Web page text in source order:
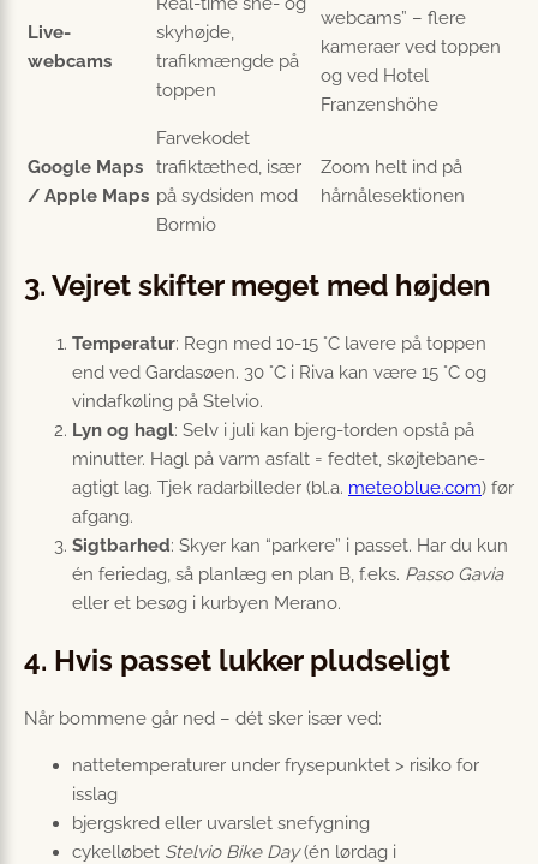
Live-
webcams
skyhøjde,
trafikmængde på
toppen
webcams” – flere
kameraer ved toppen
og ved Hotel
Franzenshöhe
Google Maps
/ Apple Maps
Farvekodet
trafiktæthed, især
på sydsiden mod
Bormio
Zoom helt ind på
hårnålesektionen
3. Vejret skifter meget med højden
Temperatur: Regn med 10-15 °C lavere på toppen
end ved Gardasøen. 30 °C i Riva kan være 15 °C og
vindafkøling på Stelvio.
Lyn og hagl: Selv i juli kan bjerg-torden opstå på
minutter. Hagl på varm asfalt = fedtet, skøjtebane-
agtigt lag. Tjek radarbilleder (bl.a. meteoblue.com) før
afgang.
Sigtbarhed: Skyer kan “parkere” i passet. Har du kun
én feriedag, så planlæg en plan B, f.eks. Passo Gavia
eller et besøg i kurbyen Merano.
4. Hvis passet lukker pludseligt
Når bommene går ned – dét sker især ved:
nattetemperaturer under frysepunktet > risiko for
isslag
bjergskred eller uvarslet snefygning
cykelløbet Stelvio Bike Day(én lørdag i